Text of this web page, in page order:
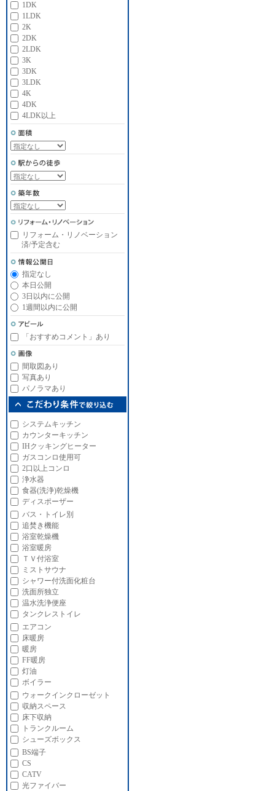
1DK
1LDK
2K
2DK
2LDK
3K
3DK
3LDK
4K
4DK
4LDK以上
リフォーム・リノベーション
済/予定含む
指定なし
本日公開
3日以内に公開
1週間以内に公開
「おすすめコメント」あり
間取図あり
写真あり
パノラマあり
システムキッチン
カウンターキッチン
IHクッキングヒーター
ガスコンロ使用可
2口以上コンロ
浄水器
食器(洗浄)乾燥機
ディスポーザー
バス・トイレ別
追焚き機能
浴室乾燥機
浴室暖房
ＴＶ付浴室
ミストサウナ
シャワー付洗面化粧台
洗面所独立
温水洗浄便座
タンクレストイレ
エアコン
床暖房
暖房
FF暖房
灯油
ボイラー
ウォークインクローゼット
収納スペース
床下収納
トランクルーム
シューズボックス
BS端子
CS
CATV
光ファイバー